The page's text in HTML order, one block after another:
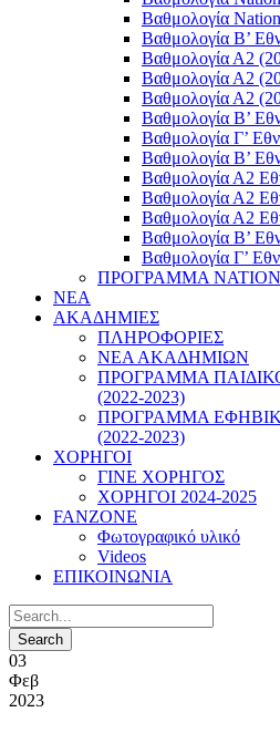
Βαθμολογία
Βαθμολογία Β’
Βαθμολογία Α2
Βαθμολογία Α2
Βαθμολογία Α2
Βαθμολογία B’
Βαθμολογία Γ’
Βαθμολογία Β’
Βαθμολογία Α2
Βαθμολογία Α2
Βαθμολογία Α2
Βαθμολογία Β’
Βαθμολογία Γ’
ΠΡΟΓΡΑΜΜΑ
ΝΕΑ
ΑΚΑΔΗΜΙΕΣ
ΠΛΗΡΟΦΟΡΙΕΣ
ΝΕΑ ΑΚΑΔΗΜΙΩΝ
ΠΡΟΓΡΑΜΜΑ
(2022-2023)
ΠΡΟΓΡΑΜΜΑ
(2022-2023)
ΧΟΡΗΓΟΙ
ΓΙΝΕ ΧΟΡΗΓΟΣ
ΧΟΡΗΓΟΙ 2024-2025
FANZONE
Φωτογραφικό υλικό
Videos
ΕΠΙΚΟΙΝΩΝΙΑ
03
Φεβ
2023